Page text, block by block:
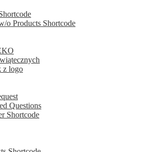
o Products Shortcode
z logo
Questions
Shortcode